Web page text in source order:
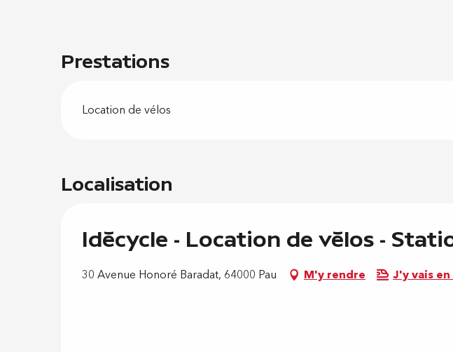
Prestations
Location de vélos
Localisation
Idécycle - Location de vélos -
30 Avenue Honoré Baradat, 64000 Pau M'y rendre J'y vais